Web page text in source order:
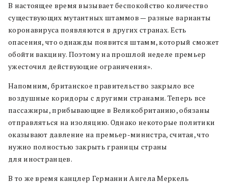
В настоящее время вызывает беспокойство количество
существующих мутантных штаммов — разные варианты
коронавируса появляются в других странах. Есть
опасения, что однажды появится штамм, который сможет
обойти вакцину. Поэтому на прошлой неделе премьер
ужесточил действующие ограничения».
Напомним, британское правительство закрыло все
воздушные коридоры с другими странами. Теперь все
пассажиры, прибывающие в Великобританию, обязаны
отправляться на изоляцию. Однако некоторые политики
оказывают давление на премьер-министра, считая, что
нужно полностью закрыть границы страны
для иностранцев.
В то же время канцлер Германии Ангела Меркель